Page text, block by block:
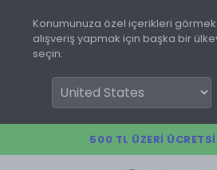
Konumunuza özel içerikleri
alışveriş yapmak için başka bir
seçin.
500 TL ÜZERI